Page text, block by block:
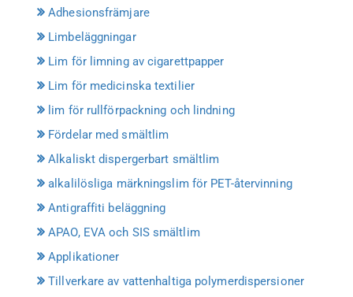
Adhesionsfrämjare
Limbeläggningar
Lim för limning av cigarettpapper
Lim för medicinska textilier
lim för rullförpackning och lindning
Fördelar med smältlim
Alkaliskt dispergerbart smältlim
alkalilösliga märkningslim för PET-återvinning
Antigraffiti beläggning
APAO, EVA och SIS smältlim
Applikationer
Tillverkare av vattenhaltiga polymerdispersioner